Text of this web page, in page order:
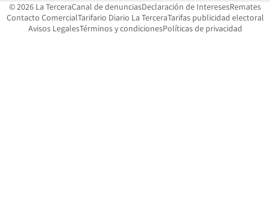
© 2026 La TerceraCanal de denunciasOpens in new window
Declaración de InteresesOpens in
Remates
Contacto ComercialOpens in new window
Tarifario Diario La TerceraOpens in new window
Tarifas publicidad electoral
Avisos LegalesOpens in new window
Términos y condicionesPolíticas de privacidad